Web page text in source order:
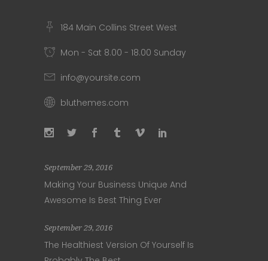
184 Main Collins Street West
Mon - Sat 8.00 - 18.00 Sunday
info@yoursite.com
bluthemes.com
September 29, 2016
Making Your Business Unique And
Awesome Is Best Thing Ever
September 29, 2016
The Healthiest Version Of Yourself Is